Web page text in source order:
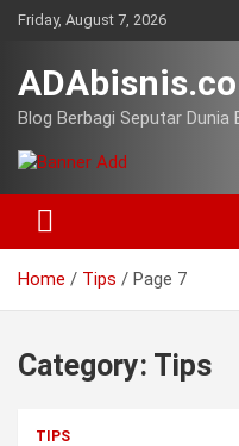
SkipFriday, August 7, 2026
Blog Berbagi Seputar Dunia
Home Tips Page 7
Category: Tips
TIPS